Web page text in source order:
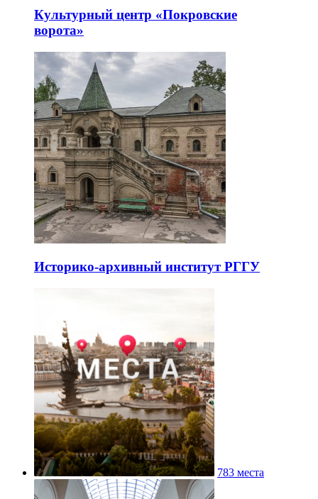
Культурный центр «Покровские
ворота»
Историко-архивный институт РГГУ
783 места